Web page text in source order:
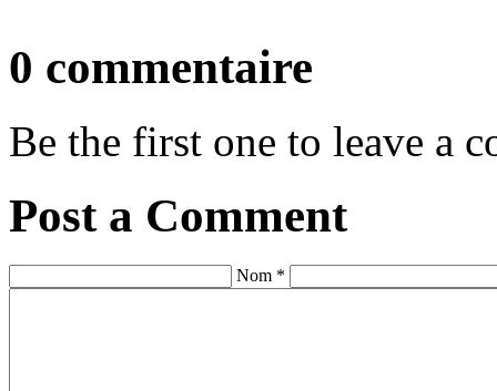
0 commentaire
Be the first one to leave a
Post a Comment
Nom *